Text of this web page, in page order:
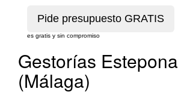
es gratis y sin compromiso
Gestorías Estepona
(Málaga)